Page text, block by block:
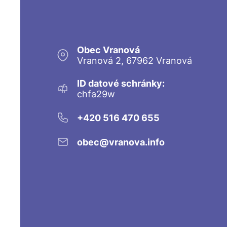
Obec Vranová
Vranová 2, 67962 Vranová
ID datové schránky:
chfa29w
+420 516 470 655
obec@vranova.info